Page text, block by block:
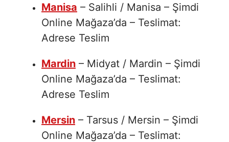
Manisa – Salihli / Manisa – Şimdi
Online Mağaza’da – Teslimat:
Adrese Teslim
Mardin – Midyat / Mardin – Şimdi
Online Mağaza’da – Teslimat:
Adrese Teslim
Mersin – Tarsus / Mersin – Şimdi
Online Mağaza’da – Teslimat: